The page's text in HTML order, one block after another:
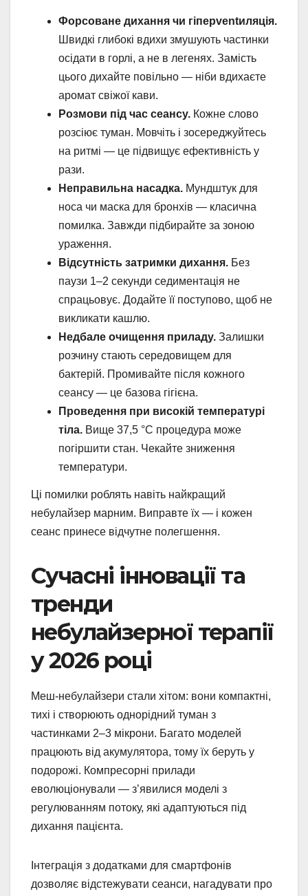
Форсоване дихання чи гіперventиляція.
Швидкі глибокі вдихи змушують частинки
осідати в горлі, а не в легенях. Замість
цього дихайте повільно — ніби вдихаєте
аромат свіжої кави.
Розмови під час сеансу. Кожне слово
розсіює туман. Мовчіть і зосереджуйтесь
на ритмі — це підвищує ефективність у
рази.
Неправильна насадка. Мундштук для
носа чи маска для бронхів — класична
помилка. Завжди підбирайте за зоною
ураження.
Відсутність затримки дихання. Без
паузи 1–2 секунди седиментація не
спрацьовує. Додайте її поступово, щоб не
викликати кашлю.
Недбале очищення приладу. Залишки
розчину стають середовищем для
бактерій. Промивайте після кожного
сеансу — це базова гігієна.
Проведення при високій температурі
тіла. Вище 37,5 °C процедура може
погіршити стан. Чекайте зниження
температури.
Ці помилки роблять навіть найкращий
небулайзер марним. Виправте їх — і кожен
сеанс принесе відчутне полегшення.
Сучасні інновації та
тренди
небулайзерної терапії
у 2026 році
Меш-небулайзери стали хітом: вони компактні,
тихі і створюють однорідний туман з
частинками 2–3 мікрони. Багато моделей
працюють від акумулятора, тому їх беруть у
подорожі. Компресорні прилади
еволюціонували — з’явилися моделі з
регулюванням потоку, які адаптуються під
дихання пацієнта.
Інтеграція з додатками для смартфонів
дозволяє відстежувати сеанси, нагадувати про